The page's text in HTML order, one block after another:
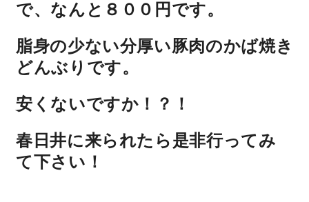
徹底したコストダウンの追求
頑丈で長持ちの外壁
快適な室内環境へのこだわり
で、なんと８００円です。
脂身の少ない分厚い豚肉のかば焼き
どんぶりです。
安くないですか！？！
春日井に来られたら是非行ってみ
て下さい！